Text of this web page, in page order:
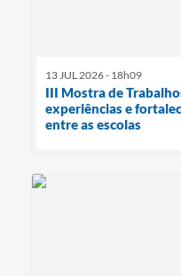
13 JUL 2026 - 18h09
III Mostra de
experiências e
entre as escolas